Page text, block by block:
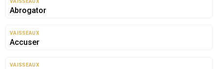
Abrogator
VAISSEAUX
Accuser
VAISSEAUX